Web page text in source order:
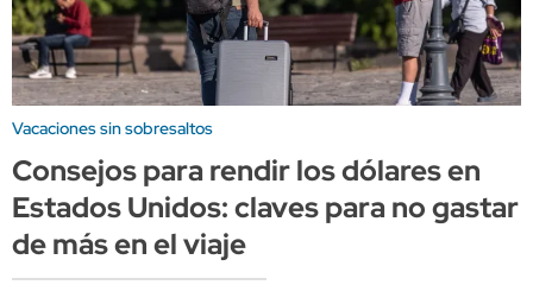
Vacaciones sin sobresaltos
Consejos para rendir los dólares en
Estados Unidos: claves para no gastar
de más en el viaje